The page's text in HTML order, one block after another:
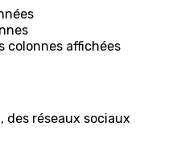
colonnes affichées
réseaux sociaux